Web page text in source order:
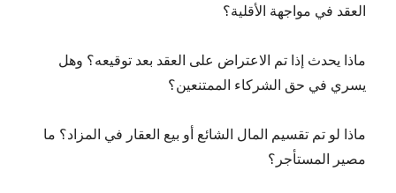
العقد في مواجهة الأقلية؟
ماذا يحدث إذا تم الاعتراض على العقد بعد توقيعه؟ وهل
يسري في حق الشركاء الممتنعين؟
ماذا لو تم تقسيم المال الشائع أو بيع العقار في المزاد؟ ما
مصير المستأجر؟